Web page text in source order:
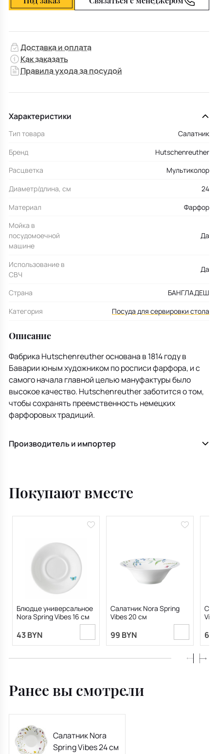
Доставка и оплата
Как заказать
Правила ухода за посудой
Характеристики
Тип товара
Салатник
Бренд
Hutschenreuther
Расцветка
Мультиколор
Диаметр/длина, см
24
Материал
Фарфор
Мойка в
посудомоечной
машине
Да
Использование в
СВЧ
Да
Страна
БАНГЛАДЕШ
Категория
Посуда для сервировки стола
Описание
Фабрика Hutschenreuther основана в 1814 году в
Баварии юным художником по росписи фарфора, и с
самого начала главной целью мануфактуры было
высокое качество. Hutschenreuther заботится о том,
чтобы сохранять преемственность немецких
фарфоровых традиций.
Производитель и импортер
Покупают вместе
Блюдце универсальное
Nora Spring Vibes 16 см
43 BYN
Салатник Nora Spring
Vibes 20 см
99 BYN
Ранее вы смотрели
Салатник Nora
Spring Vibes 24 см